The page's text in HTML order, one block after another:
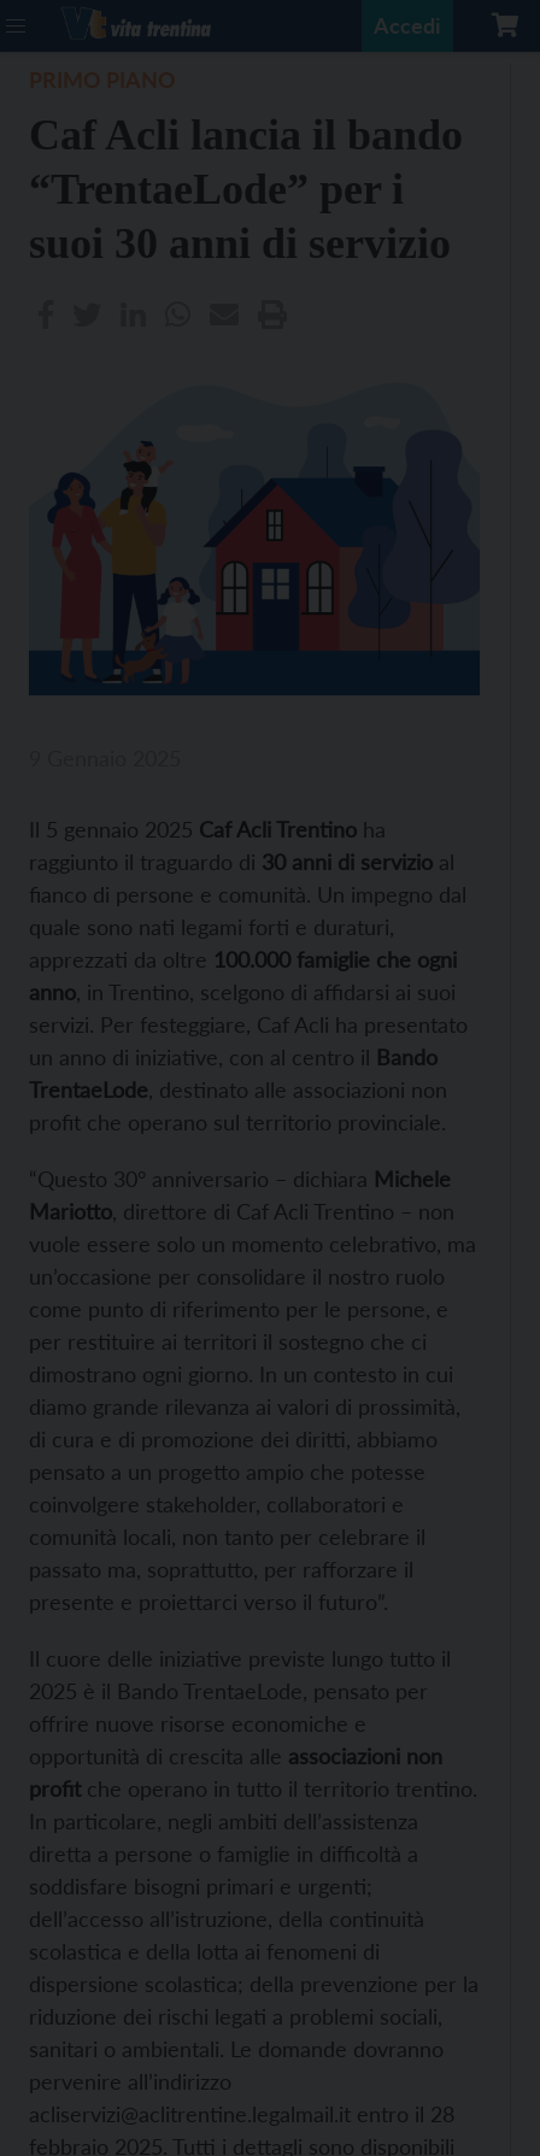
Accedi
Caf Acli lancia il bando
“TrentaeLode” per i
suoi 30 anni di servizio
Il 5 gennaio 2025 Caf Acli Trentino ha
raggiunto il traguardo di 30 anni di servizio al
fianco di persone e comunità. Un impegno dal
quale sono nati legami forti e duraturi,
apprezzati da oltre 100.000 famiglie che ogni
anno , in Trentino, scelgono di affidarsi ai suoi
servizi. Per festeggiare, Caf Acli ha presentato
un anno di iniziative, con al centro il Bando
TrentaeLode , destinato alle associazioni non
profit che operano sul territorio provinciale.
“Questo 30° anniversario – dichiara Michele
Mariotto , direttore di Caf Acli Trentino – non
vuole essere solo un momento celebrativo, ma
un’occasione per consolidare il nostro ruolo
come punto di riferimento per le persone, e
per restituire ai territori il sostegno che ci
dimostrano ogni giorno. In un contesto in cui
diamo grande rilevanza ai valori di prossimità,
di cura e di promozione dei diritti, abbiamo
pensato a un progetto ampio che potesse
coinvolgere stakeholder, collaboratori e
comunità locali, non tanto per celebrare il
passato ma, soprattutto, per rafforzare il
presente e proiettarci verso il futuro”.
Il cuore delle iniziative previste lungo tutto il
2025 è il Bando TrentaeLode, pensato per
offrire nuove risorse economiche e
opportunità di crescita alle associazioni non
profitche operano in tutto il territorio trentino.
In particolare, negli ambiti dell’assistenza
diretta a persone o famiglie in difficoltà a
soddisfare bisogni primari e urgenti;
dell’accesso all’istruzione, della continuità
scolastica e della lotta ai fenomeni di
dispersione scolastica; della prevenzione per la
riduzione dei rischi legati a problemi sociali,
sanitari o ambientali. Le domande dovranno
pervenire all’indirizzo
acliservizi@aclitrentine.legalmail.it entro il 28
febbraio 2025. Tutti i dettagli sono disponibili